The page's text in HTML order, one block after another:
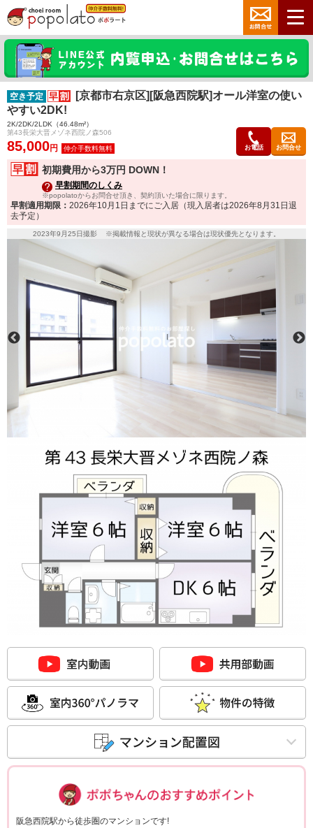
空き予定
[京都市右京区][阪急西院駅]オール洋室の使い
やすい2DK!
2K/2DK/2LDK（46.48m²）
第43長栄大晋メゾネ西院ノ森506
85,000円 お電話 お問合せ
初期費用から3万円 DOWN！
早割期間のしくみ
※popolatoからお問合せ頂き、契約頂いた場合に限ります。
早割適用期限： 2026年10月1日までにご入居（現入居者は2026年8月31日退
去予定）
2023年9月25日撮影 ※掲載情報と現状が異なる場合は現状優先となります。
阪急西院駅から徒歩圏のマンションです!